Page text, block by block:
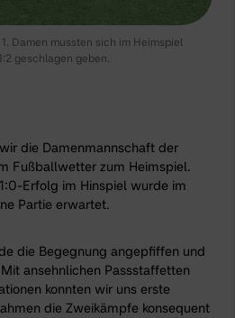
Damen mussten sich im Heimspiel
geschlagen geben.
die Damenmannschaft der
Fußballwetter zum Heimspiel.
Erfolg im Hinspiel wurde im
Partie erwartet.
die Begegnung angepfiffen und
ansehnlichen Passstaffetten
konnten wir uns erste
die Zweikämpfe konsequent